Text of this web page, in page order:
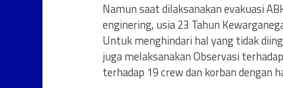
Namun saat dilaksanakan evakuasi
enginering, usia 23 Tahun
Untuk menghindari hal yang tidak
juga melaksanakan Observasi
terhadap 19 crew dan korban dengan